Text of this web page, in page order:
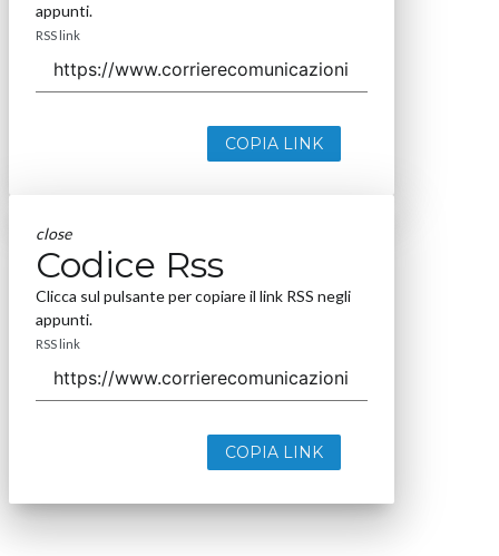
appunti.
RSS link
COPIA LINK
close
Codice Rss
Clicca sul pulsante per copiare il link RSS negli
appunti.
RSS link
COPIA LINK